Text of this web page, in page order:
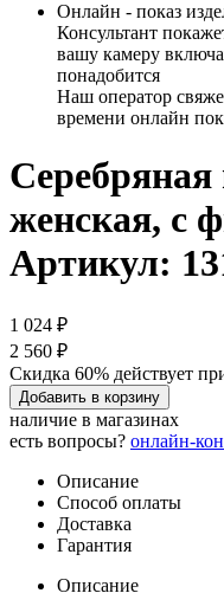
Онлайн - показ
Консультант
вашу камеру
понадобится
Наш оператор
времени онлайн
Серебряная
женская, с
Артикул:
1 024 ₽
2 560 ₽
Скидка 60% действует
Добавить в корзину
наличие в магазинах
есть вопросы? онлайн-
Описание
Способ оплаты
Доставка
Гарантия
Описание